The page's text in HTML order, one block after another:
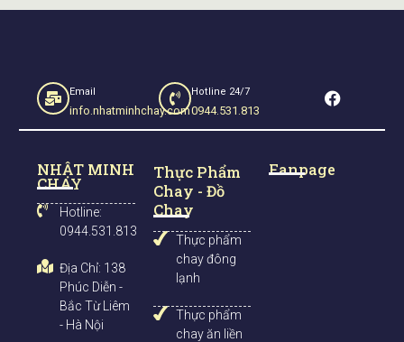
Bánh-Chưng-Chay-Cúng-Tết
Hình ảnh nhân bánh chưng cận cảnh tại Nhật Minh Chay.
Email
info.nhatminhchay.com
Hotline 24/7
0944.531.813
F
a
e
o
NHẬT MINH
CHAY
Hotline:
0944.531.813
Địa Chỉ: 138
Phúc Diễn -
Bắc Từ Liêm
- Hà Nội
Thực Phẩm
Chay - Đồ
Chay
Thực phẩm
chay đông
lạnh
Thực phẩm
chay ăn liền
Fanpage